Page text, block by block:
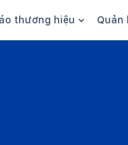
thương hiệu Quản